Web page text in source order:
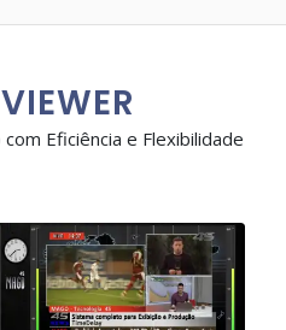
Eficiência e Flexibilidade